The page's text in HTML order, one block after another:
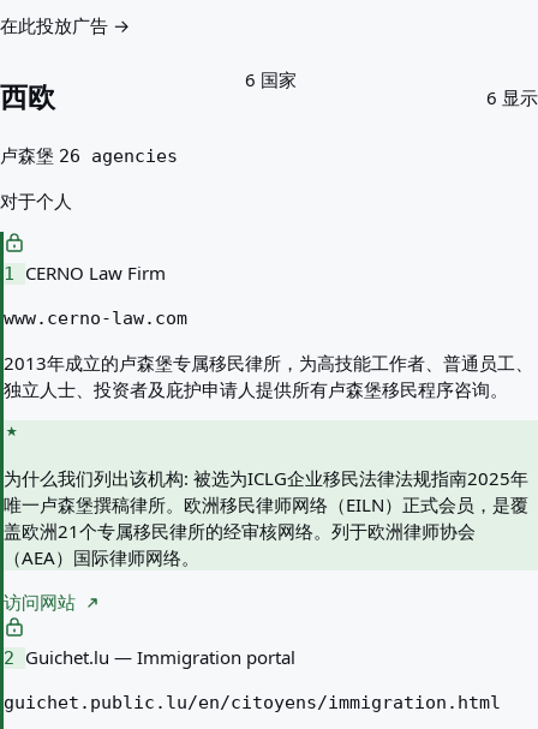
在此投放广告 →
西欧 6 国家
6 显示
卢森堡 26 agencies
对于个人
1 CERNO Law Firm
www.cerno-law.com
2013年成立的卢森堡专属移民律所，为高技能工作者、普通员工、
独立人士、投资者及庇护申请人提供所有卢森堡移民程序咨询。
为什么我们列出该机构: 被选为ICLG企业移民法律法规指南2025年
唯一卢森堡撰稿律所。欧洲移民律师网络（EILN）正式会员，是覆
盖欧洲21个专属移民律所的经审核网络。列于欧洲律师协会
（AEA）国际律师网络。
访问网站
2 Guichet.lu — Immigration portal
guichet.public.lu/en/citoyens/immigration.html